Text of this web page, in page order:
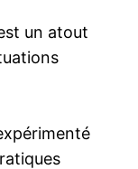
un atout